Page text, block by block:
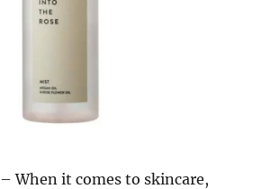
– When it comes to skincare,